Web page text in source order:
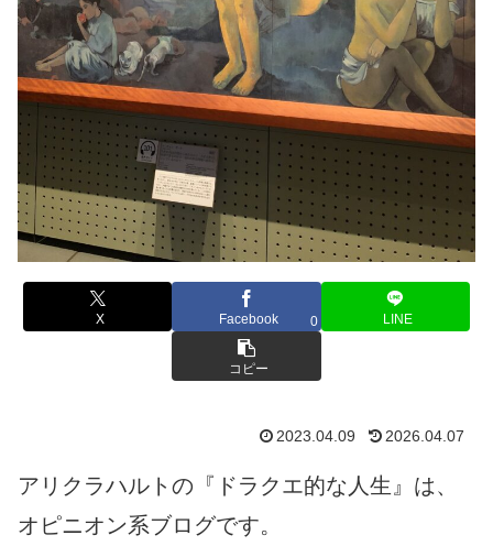
X Facebook 0 LINE
コピー
2023.04.09 2026.04.07
アリクラハルトの『ドラクエ的な人生』は、
オピニオン系ブログです。